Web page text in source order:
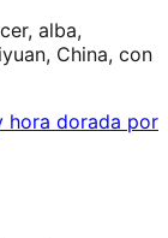
alba,
China, con
hora dorada por